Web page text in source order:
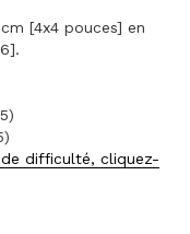
[4x4 pouces] en
de difficulté, cliquez-